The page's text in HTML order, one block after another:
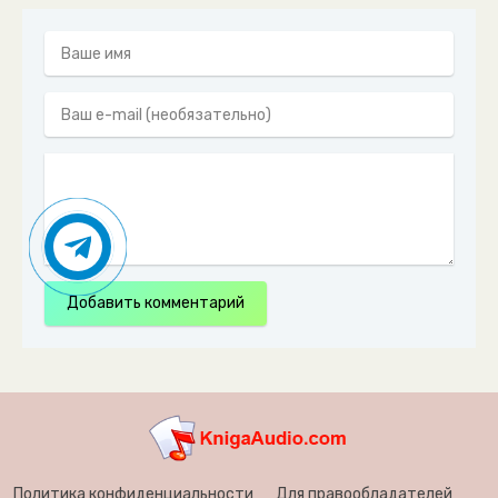
50. kurt vonnegut - day vam bog zdorov'ya, mister
52. kurt vonnegut - day vam bog zdorov'ya, mister
54. kurt vonnegut - day vam bog zdorov'ya, mister
55. kurt vonnegut - day vam bog zdorov'ya, mister
56. kurt vonnegut - day vam bog zdorov'ya, mister
59. kurt vonnegut - day vam bog zdorov'ya, mister
Добавить комментарий